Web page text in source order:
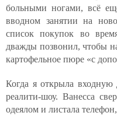
больными ногами, всё
вводном занятии на
список покупок во
дважды позвонил, чтобы
картофельное пюре «с
Когда я открыла входную
реалити-шоу. Ванесса
одеялом и листала